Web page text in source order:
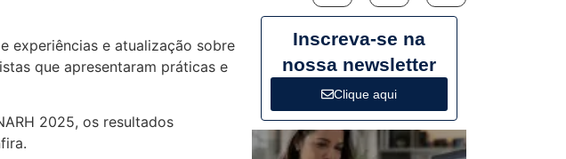
experiências e atualização sobre
que apresentaram práticas e
2025, os resultados
Inscreva-se na
nossa newsletter
Clique aqui